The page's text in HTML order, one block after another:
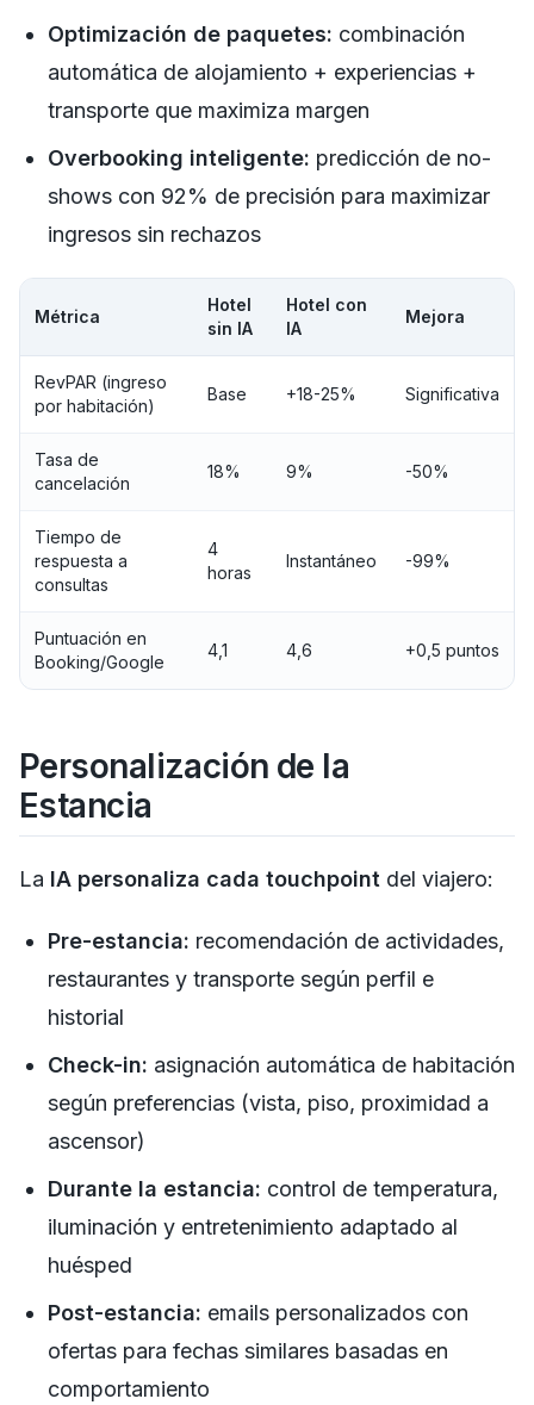
Optimización de paquetes: combinación
automática de alojamiento + experiencias +
transporte que maximiza margen
Overbooking inteligente: predicción de no-
shows con 92% de precisión para maximizar
ingresos sin rechazos
Métrica
Hotel
sin IA
Hotel con
IA
Mejora
RevPAR (ingreso
por habitación)
Base +18-25% Significativa
Tasa de
cancelación
18% 9% -50%
Tiempo de
respuesta a
consultas
4
horas
Instantáneo -99%
Puntuación en
Booking/Google
4,1 4,6 +0,5 puntos
Personalización de la
Estancia
La IA personaliza cada touchpoint del viajero:
Pre-estancia: recomendación de actividades,
restaurantes y transporte según perfil e
historial
Check-in: asignación automática de habitación
según preferencias (vista, piso, proximidad a
ascensor)
Durante la estancia: control de temperatura,
iluminación y entretenimiento adaptado al
huésped
Post-estancia: emails personalizados con
ofertas para fechas similares basadas en
comportamiento